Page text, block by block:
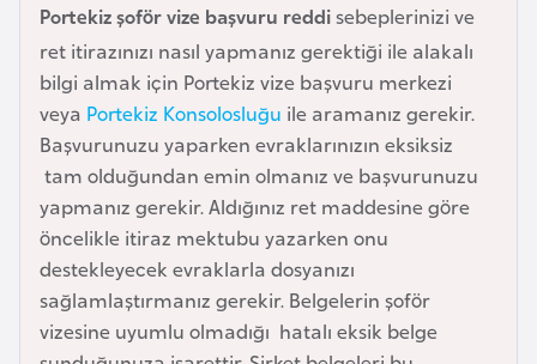
Portekiz şoför vize başvuru reddisebeplerinizi ve
ret itirazınızı nasıl yapmanız gerektiği ile alakalı
bilgi almak için Portekiz vize başvuru merkezi
veya Portekiz Konsolosluğu ile aramanız gerekir.
Başvurunuzu yaparken evraklarınızın eksiksiz
tam olduğundan emin olmanız ve başvurunuzu
yapmanız gerekir. Aldığınız ret maddesine göre
öncelikle itiraz mektubu yazarken onu
destekleyecek evraklarla dosyanızı
sağlamlaştırmanız gerekir. Belgelerin şoför
vizesine uyumlu olmadığı hatalı eksik belge
y
n
B
a
n
g
l
a
d
e